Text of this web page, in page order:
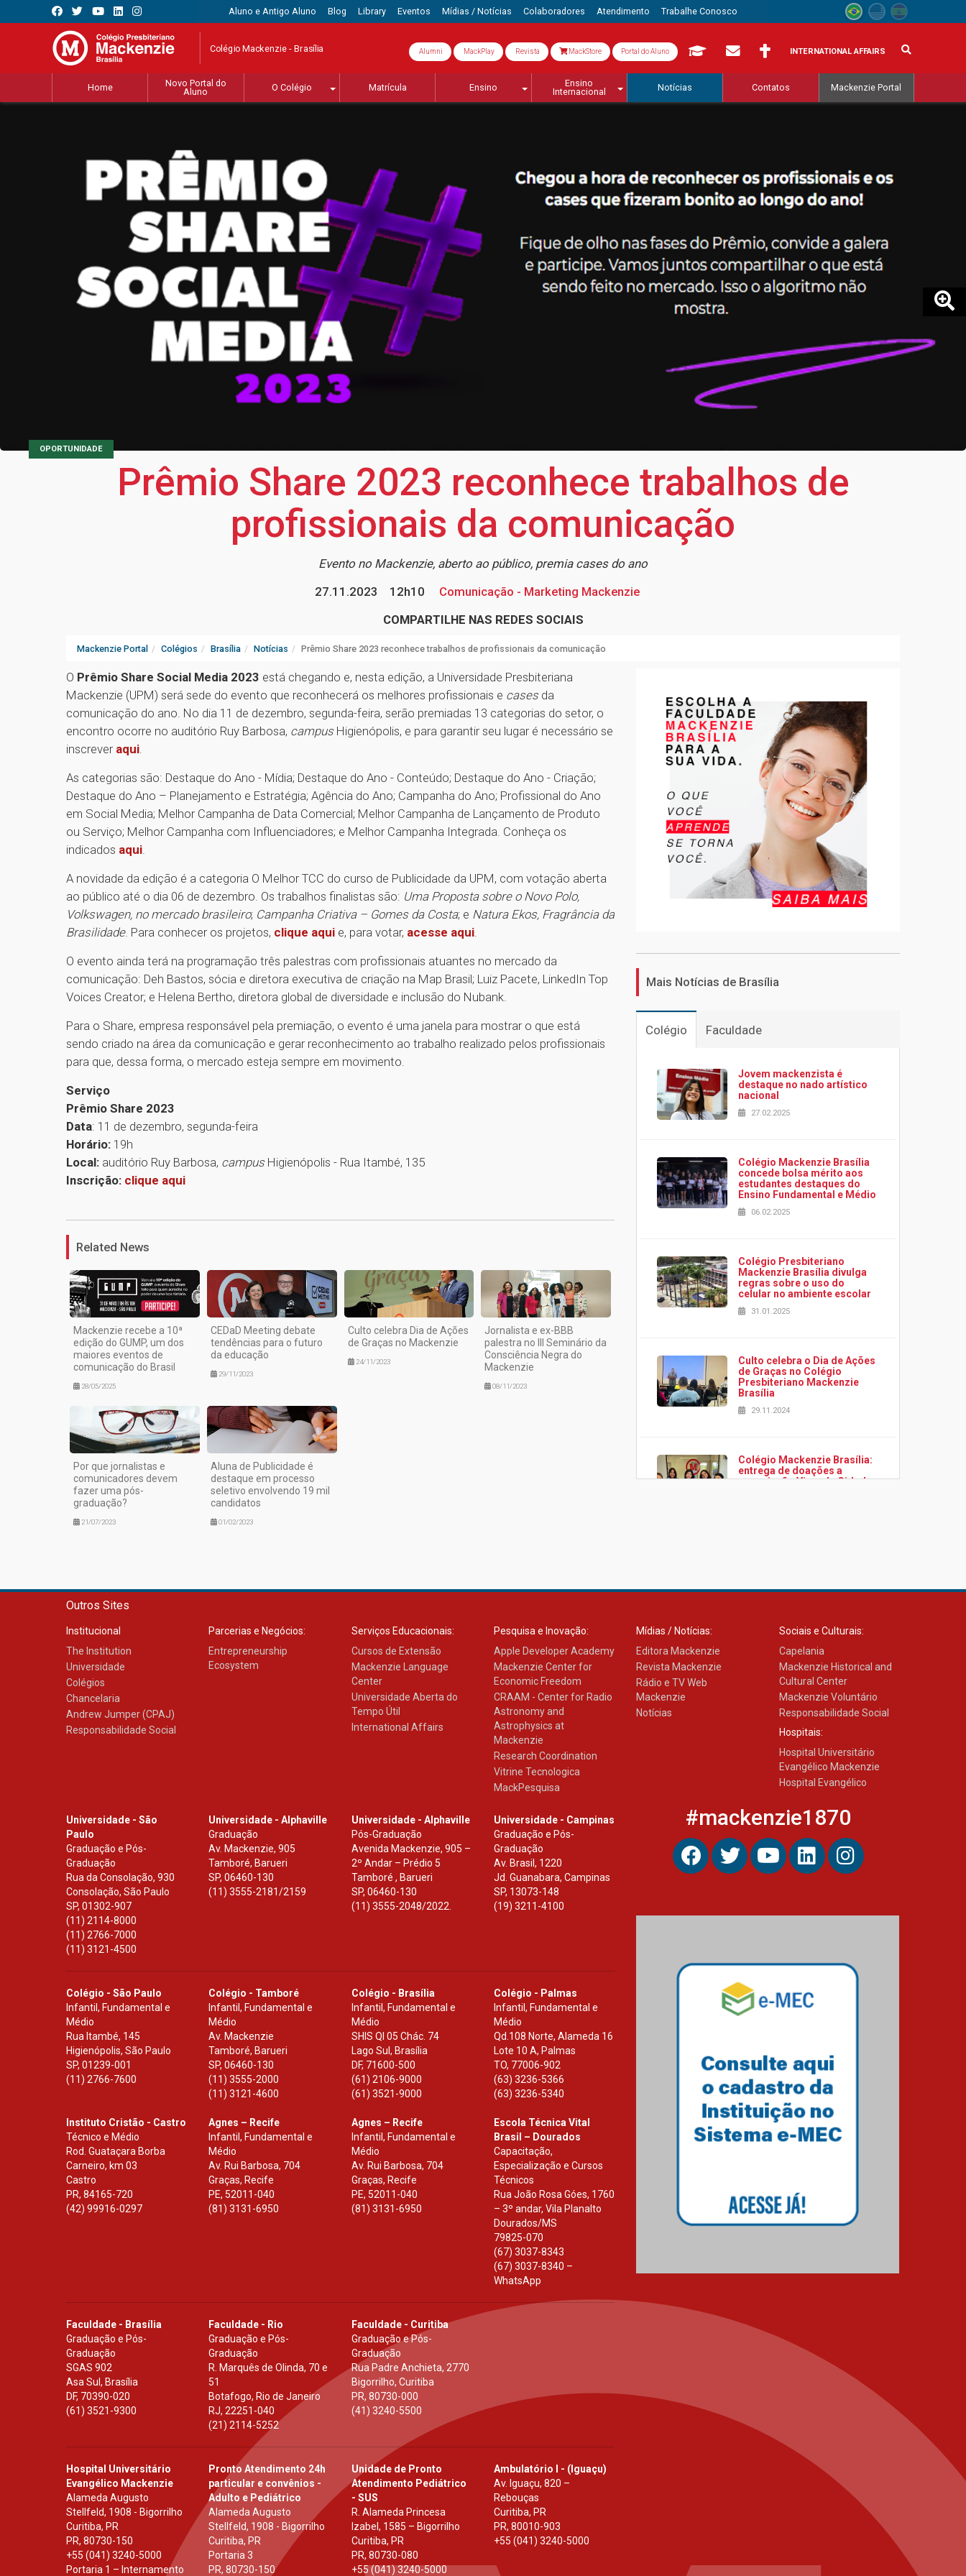
Aluno e Antigo Aluno Blog Library Eventos Mídias / Notícias Colaboradores Atendimento Trabalhe Conosco
Colégio Mackenzie - Brasília Alumni MackPlay Revista MackStore Portal do Aluno INTERNATIONAL AFFAIRS
Home
Novo Portal do
Aluno
O Colégio Matrícula Ensino
Ensino
Internacional
Notícias Contatos Mackenzie Portal
OPORTUNIDADE
Prêmio Share 2023 reconhece trabalhos de
profissionais da comunicação
Evento no Mackenzie, aberto ao público, premia cases do ano
27.11.2023
12h10
Comunicação - Marketing Mackenzie
COMPARTILHE NAS REDES SOCIAIS
Mackenzie Portal Colégios Brasília Notícias Prêmio Share 2023 reconhece trabalhos de profissionais da comunicação
O Prêmio Share Social Media 2023 está chegando e, nesta edição, a Universidade Presbiteriana
Mackenzie (UPM) será sede do evento que reconhecerá os melhores profissionais e cases da
comunicação do ano. No dia 11 de dezembro, segunda-feira, serão premiadas 13 categorias do setor, o
encontro ocorre no auditório Ruy Barbosa, campus Higienópolis, e para garantir seu lugar é necessário se
inscrever aqui.
As categorias são: Destaque do Ano - Mídia; Destaque do Ano - Conteúdo; Destaque do Ano - Criação;
Destaque do Ano – Planejamento e Estratégia; Agência do Ano; Campanha do Ano; Profissional do Ano
em Social Media; Melhor Campanha de Data Comercial; Melhor Campanha de Lançamento de Produto
ou Serviço; Melhor Campanha com Influenciadores; e Melhor Campanha Integrada. Conheça os
indicados aqui.
A novidade da edição é a categoria O Melhor TCC do curso de Publicidade da UPM, com votação aberta
ao público até o dia 06 de dezembro. Os trabalhos finalistas são: Uma Proposta sobre o Novo Polo,
Volkswagen, no mercado brasileiro; Campanha Criativa – Gomes da Costa; e Natura Ekos, Fragrância da
Brasilidade. Para conhecer os projetos, clique aqui e, para votar, acesse aqui.
O evento ainda terá na programação três palestras com profissionais atuantes no mercado da
comunicação: Deh Bastos, sócia e diretora executiva de criação na Map Brasil; Luiz Pacete, LinkedIn Top
Voices Creator; e Helena Bertho, diretora global de diversidade e inclusão do Nubank.
Para o Share, empresa responsável pela premiação, o evento é uma janela para mostrar o que está
sendo criado na área da comunicação e gerar reconhecimento ao trabalho realizado pelos profissionais
para que, dessa forma, o mercado esteja sempre em movimento.
Serviço
Prêmio Share 2023
Data: 11 de dezembro, segunda-feira
Horário: 19h
Local: auditório Ruy Barbosa, campus Higienópolis - Rua Itambé, 135
Inscrição: clique aqui
Related News
Mackenzie recebe a 10ª
edição do GUMP, um dos
maiores eventos de
comunicação do Brasil
28/05/2025
CEDaD Meeting debate
tendências para o futuro
da educação
29/11/2023
Culto celebra Dia de Ações
de Graças no Mackenzie
24/11/2023
Jornalista e ex-BBB
palestra no III Seminário da
Consciência Negra do
Mackenzie
08/11/2023
Por que jornalistas e
comunicadores devem
fazer uma pós-
graduação?
21/07/2023
Aluna de Publicidade é
destaque em processo
seletivo envolvendo 19 mil
candidatos
01/02/2023
Mais Notícias de Brasília
Colégio Faculdade
Jovem mackenzista é
destaque no nado artístico
nacional
27.02.2025
Colégio Mackenzie Brasília
concede bolsa mérito aos
estudantes destaques do
Ensino Fundamental e Médio
06.02.2025
Colégio Presbiteriano
Mackenzie Brasília divulga
regras sobre o uso do
celular no ambiente escolar
31.01.2025
Culto celebra o Dia de Ações
de Graças no Colégio
Presbiteriano Mackenzie
Brasília
29.11.2024
Colégio Mackenzie Brasília:
entrega de doações a
associação Viver da Cidade
os funcionários
XVI Copa España: nado
artístico do Mackenzie de
Brasília conquista um total
de 22 medalhas
07.11.2024
Equipe de saltos
ornamentais do Mackenzie
Brasília conquista 20
medalhas de ouro na
05.11.2024
Gravação do projeto “Mais
25.10.2024
Estudantes do Mackenzie
medalhas em importantes
competições de Matemática
Outros Sites
Institucional
The Institution
Universidade
Colégios
Chancelaria
Andrew Jumper (CPAJ)
Responsabilidade Social
Parcerias e Negócios:
Entrepreneurship
Ecosystem
Serviços Educacionais:
Cursos de Extensão
Mackenzie Language
Center
Universidade Aberta do
Tempo Útil
International Affairs
Pesquisa e Inovação:
Apple Developer Academy
Mackenzie Center for
Economic Freedom
CRAAM - Center for Radio
Astronomy and
Astrophysics at
Mackenzie
Research Coordination
Vitrine Tecnologica
MackPesquisa
Mídias / Notícias:
Editora Mackenzie
Revista Mackenzie
Rádio e TV Web
Mackenzie
Notícias
Sociais e Culturais:
Capelania
Mackenzie Historical and
Cultural Center
Mackenzie Voluntário
Responsabilidade Social
Hospitais:
Hospital Universitário
Evangélico Mackenzie
Hospital Evangélico
Universidade - São
Paulo
Graduação e Pós-
Graduação
Rua da Consolação, 930
Consolação, São Paulo
SP, 01302-907
(11) 2114-8000
(11) 2766-7000
(11) 3121-4500
Universidade - Alphaville
Graduação
Av. Mackenzie, 905
Tamboré, Barueri
SP,06460-130
(11) 3555-2181/2159
Universidade - Alphaville
Pós-Graduação
Avenida Mackenzie, 905 –
2º Andar – Prédio 5
Tamboré , Barueri
SP, 06460-130
(11) 3555-2048/2022.
Universidade - Campinas
Graduação e Pós-
Graduação
Av. Brasil, 1220
Jd. Guanabara, Campinas
SP, 13073-148
(19) 3211-4100
Colégio - São Paulo
Infantil, Fundamental e
Médio
Rua Itambé, 145
Higienópolis, São Paulo
SP, 01239-001
(11) 2766-7600
Colégio - Tamboré
Infantil, Fundamental e
Médio
Av. Mackenzie
Tamboré, Barueri
SP,06460-130
(11) 3555-2000
(11) 3121-4600
Colégio - Brasília
Infantil, Fundamental e
Médio
SHIS Ql 05 Chác. 74
Lago Sul, Brasília
DF, 71600-500
(61) 2106-9000
(61) 3521-9000
Colégio - Palmas
Infantil, Fundamental e
Médio
Qd.108 Norte, Alameda 16
Lote 10 A, Palmas
TO, 77006-902
(63) 3236-5366
(63) 3236-5340
Instituto Cristão - Castro
Técnico e Médio
Rod. Guataçara Borba
Carneiro, km 03
Castro
PR, 84165-720
(42) 99916-0297
Agnes – Recife
Infantil, Fundamental e
Médio
Av. Rui Barbosa, 704
Graças, Recife
PE, 52011-040
(81) 3131-6950
Agnes – Recife
Infantil, Fundamental e
Médio
Av. Rui Barbosa, 704
Graças, Recife
PE, 52011-040
(81) 3131-6950
Escola Técnica Vital
Brasil – Dourados
Capacitação,
Especialização e Cursos
Técnicos
Rua João Rosa Góes, 1760
– 3º andar, Vila Planalto
Dourados/MS
79825-070
(67) 3037-8343
(67) 3037-8340 –
WhatsApp
Faculdade - Brasília
Graduação e Pós-
Graduação
SGAS 902
Asa Sul, Brasília
DF, 70390-020
(61) 3521-9300
Faculdade - Rio
Graduação e Pós-
Graduação
R. Marquês de Olinda, 70 e
51
Botafogo, Rio de Janeiro
RJ,22251-040
(21) 2114-5252
Faculdade - Curitiba
Graduação e Pós-
Graduação
Rua Padre Anchieta, 2770
Bigorrilho, Curitiba
PR, 80730-000
(41) 3240-5500
Hospital Universitário
Evangélico Mackenzie
Alameda Augusto
Stellfeld, 1908 - Bigorrilho
Curitiba, PR
PR, 80730-150
+55 (041) 3240-5000
Portaria 1 – Internamento
Pronto Atendimento 24h
particular e convênios -
Adulto e Pediátrico
Alameda Augusto
Stellfeld, 1908 - Bigorrilho
Curitiba, PR
Portaria 3
PR,80730-150
Unidade de Pronto
Atendimento Pediátrico
- SUS
R. Alameda Princesa
Izabel, 1585 – Bigorrilho
Curitiba, PR
PR, 80730-080
+55 (041) 3240-5000
Ambulatório I - (Iguaçu)
Av. Iguaçu, 820 –
Rebouças
Curitiba, PR
PR, 80010-903
+55 (041) 3240-5000
#mackenzie1870